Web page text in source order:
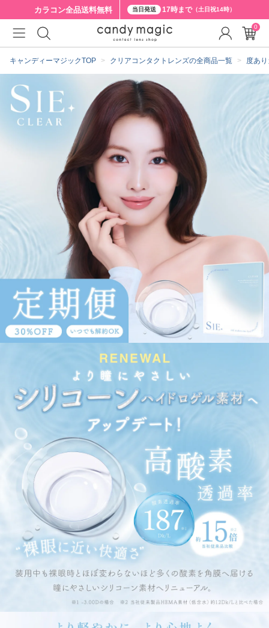
カラコン全品送料無料 当日発送 17時まで（土日祝14時）
キャンディーマジックTOP クリアコンタクトレンズの全商品一覧 度あ
0
クーポン詳細